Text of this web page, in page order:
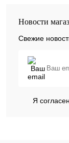
Новости
Свежие
Я